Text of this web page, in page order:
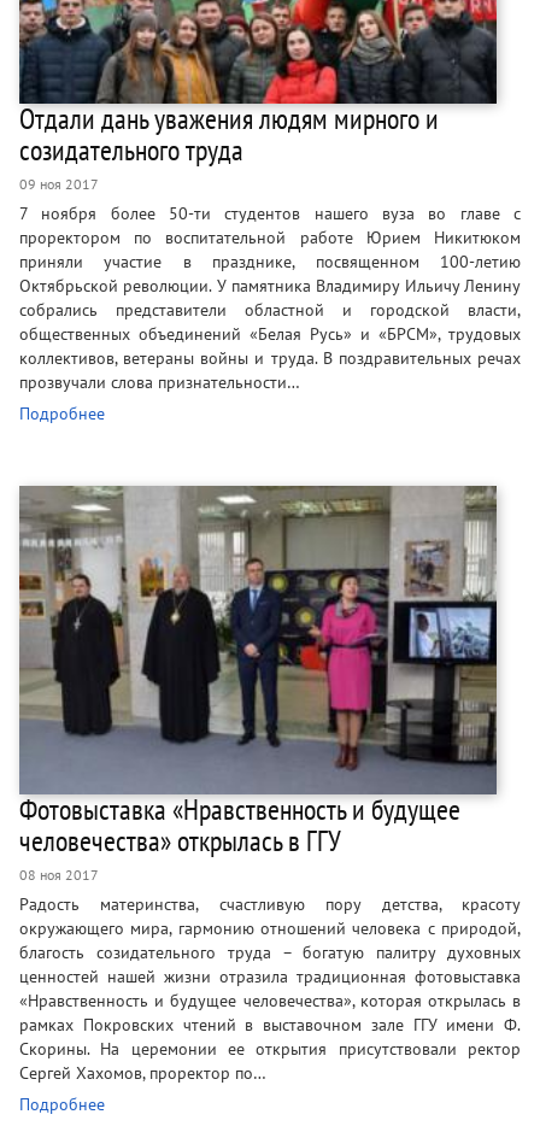
Отдали дань уважения людям мирного и
созидательного труда
09 ноя 2017
7 ноября более 50-ти студентов нашего вуза во главе с
проректором по воспитательной работе Юрием Никитюком
приняли участие в празднике, посвященном 100-летию
Октябрьской революции. У памятника Владимиру Ильичу Ленину
собрались представители областной и городской власти,
общественных объединений «Белая Русь» и «БРСМ», трудовых
коллективов, ветераны войны и труда. В поздравительных речах
прозвучали слова признательности…
Подробнее
Фотовыставка «Нравственность и будущее
человечества» открылась в ГГУ
08 ноя 2017
Радость материнства, счастливую пору детства, красоту
окружающего мира, гармонию отношений человека с природой,
благость созидательного труда – богатую палитру духовных
ценностей нашей жизни отразила традиционная фотовыставка
«Нравственность и будущее человечества», которая открылась в
рамках Покровских чтений в выставочном зале ГГУ имени Ф.
Скорины. На церемонии ее открытия присутствовали ректор
Сергей Хахомов, проректор по…
Подробнее